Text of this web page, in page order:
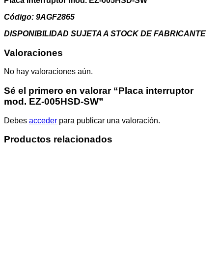
Código: 9AGF2865
DISPONIBILIDAD SUJETA A STOCK DE FABRICANTE
Valoraciones
No hay valoraciones aún.
Sé el primero en valorar “Placa interruptor
mod. EZ-005HSD-SW”
Debes acceder para publicar una valoración.
Productos relacionados